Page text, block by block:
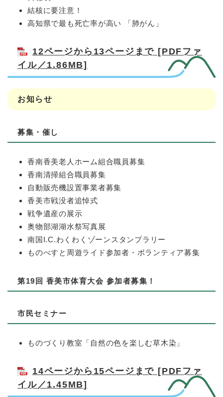
結核に要注意！
高知県で最も死亡率が高い 「肺がん」
12ページから13ページまで [PDFファ
イル／1.86MB]
お知らせ
募集・催し
香南香美老人ホーム組合職員募集
香南清掃組合職員募集
自動販売機設置事業者募集
香美市戦没者追悼式
戦争遺産の展示
奥物部湖湖水祭写真展
南国I.C.わくわくゾーンスタンプラリー
ものべすと周遊ライド参加者・ボランティア募集
第19回 香美市体育大会 参加者募集！
市民セミナー
ものづくり教室「自然の色を楽しむ草木染」
14ページから15ページまで [PDFファ
イル／1.45MB]